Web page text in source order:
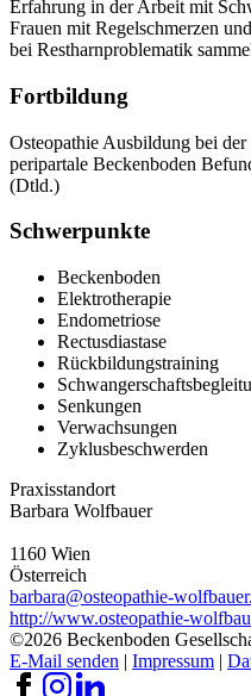
Erfahrung in der Arbeit mit
Frauen mit Regelschmerzen
bei Restharnproblematik
Fortbildung
Osteopathie Ausbildung bei
peripartale Beckenboden
(Dtld.)
Schwerpunkte
Beckenboden
Elektrotherapie
Endometriose
Rectusdiastase
Rückbildungstraining
Senkungen
Verwachsungen
Zyklusbeschwerden
Praxisstandort
Barbara Wolfbauer
1160 Wien
Österreich
barbara@osteopathie-
http://www.osteopathie-
©2026 Beckenboden
E-Mail senden | Impressum |